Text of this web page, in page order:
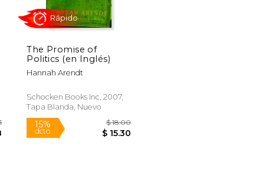
The Promise of
Politics (en Inglés)
Hannah Arendt
Schocken Books Inc, 2007,
Tapa Blanda, Nuevo
Rápido